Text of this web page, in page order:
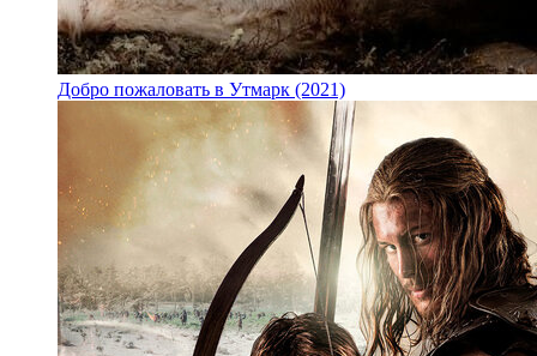
Добро пожаловать в Утмарк (2021)